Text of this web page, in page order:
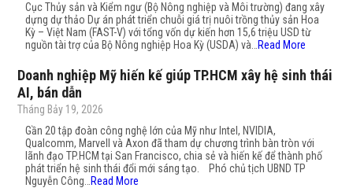
Cục Thủy sản và Kiểm ngư (Bộ Nông nghiệp và Môi trường) đang xây
dựng dự thảo Dự án phát triển chuỗi giá trị nuôi trồng thủy sản Hoa
Kỳ – Việt Nam (FAST-V) với tổng vốn dự kiến hơn 15,6 triệu USD từ
nguồn tài trợ của Bộ Nông nghiệp Hoa Kỳ (USDA) và… Read More
Doanh nghiệp Mỹ hiến kế giúp TP.HCM xây hệ sinh thái
AI, bán dẫn
Tháng Bảy 19, 2026
Gần 20 tập đoàn công nghệ lớn của Mỹ như Intel, NVIDIA,
Qualcomm, Marvell và Axon đã tham dự chương trình bàn tròn với
lãnh đạo TP.HCM tại San Francisco, chia sẻ và hiến kế để thành phố
phát triển hệ sinh thái đổi mới sáng tạo. Phó chủ tịch UBND TP
Nguyễn Công… Read More